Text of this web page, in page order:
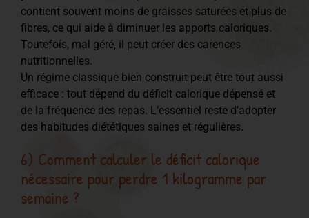
contient souvent moins de graisses saturées et plus de
fibres, ce qui aide à diminuer les apports caloriques.
Toutefois, mal géré, il peut créer des carences
nutritionnelles.
Un régime classique bien construit peut être tout aussi
efficace : tout dépend du déficit calorique dépensé et
de la fréquence des repas. L’essentiel reste d’adopter
des habitudes diététiques saines et régulières.
6) Comment calculer le déficit calorique
nécessaire pour perdre 1 kilogramme par
semaine ?